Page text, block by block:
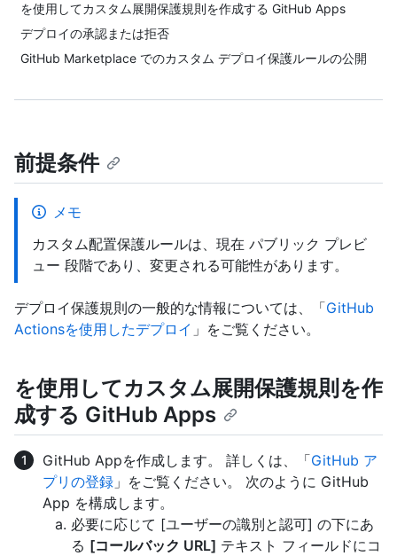
を使用してカスタム展開保護規則を作成する GitHub Apps
デプロイの承認または拒否
GitHub Marketplace でのカスタム デプロイ保護ルールの公開
前提条件
メモ
カスタム配置保護ルールは、現在 パブリック プレビ
ュー 段階であり、変更される可能性があります。
デプロイ保護規則の一般的な情報については、「GitHub
Actionsを使用したデプロイ 」をご覧ください。
を使用してカスタム展開保護規則を作
成する GitHub Apps
GitHub Appを作成します。 詳しくは、「GitHub ア
プリの登録 」をご覧ください。 次のように GitHub
App を構成します。
必要に応じて [ユーザーの識別と認可] の下にあ
る [コールバック URL] テキスト フィールドにコ